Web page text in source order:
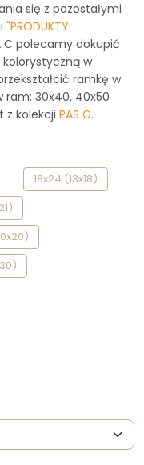
się z pozostałymi
"PRODUKTY
C polecamy dokupić
w
ramkę w
30x40, 40x50
kolekcji PAS G.
18x24 (13x18)